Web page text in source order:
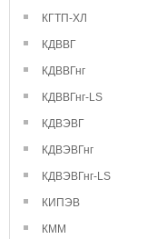
КГТП-ХЛ
КДВВГ
КДВВГнг
КДВВГнг-LS
КДВЭВГ
КДВЭВГнг
КДВЭВГнг-LS
КИПЭВ
КММ